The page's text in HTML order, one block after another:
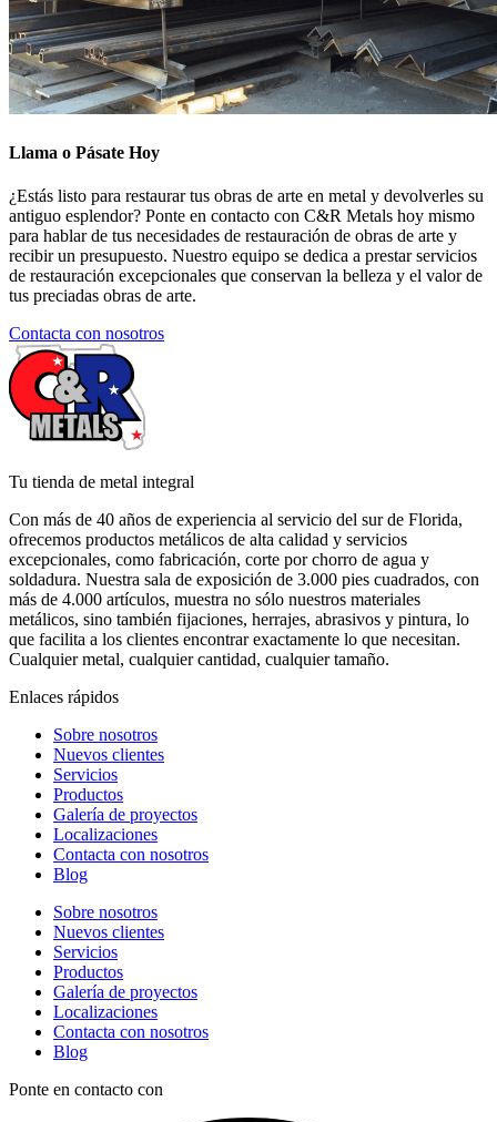
Llama o Pásate Hoy
¿Estás listo para restaurar tus obras de arte en metal y devolverles su
antiguo esplendor? Ponte en contacto con C&R Metals hoy mismo
para hablar de tus necesidades de restauración de obras de arte y
recibir un presupuesto. Nuestro equipo se dedica a prestar servicios
de restauración excepcionales que conservan la belleza y el valor de
tus preciadas obras de arte.
Contacta con nosotros
Tu tienda de metal integral
Con más de 40 años de experiencia al servicio del sur de Florida,
ofrecemos productos metálicos de alta calidad y servicios
excepcionales, como fabricación, corte por chorro de agua y
soldadura. Nuestra sala de exposición de 3.000 pies cuadrados, con
más de 4.000 artículos, muestra no sólo nuestros materiales
metálicos, sino también fijaciones, herrajes, abrasivos y pintura, lo
que facilita a los clientes encontrar exactamente lo que necesitan.
Cualquier metal, cualquier cantidad, cualquier tamaño.
Enlaces rápidos
Sobre nosotros
Nuevos clientes
Servicios
Productos
Galería de proyectos
Localizaciones
Contacta con nosotros
Blog
Sobre nosotros
Nuevos clientes
Servicios
Productos
Galería de proyectos
Localizaciones
Contacta con nosotros
Blog
Ponte en contacto con